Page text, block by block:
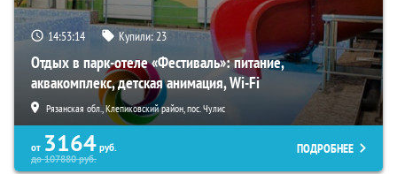
14:53:13 Купили:23
Отдых в парк-отеле «Фестиваль»: питание,
аквакомплекс, детская анимация, Wi-Fi
Рязанская обл., Клепиковский район, пос. Чулис
от 3164 руб.
до107880руб.
ПОДРОБНЕЕ